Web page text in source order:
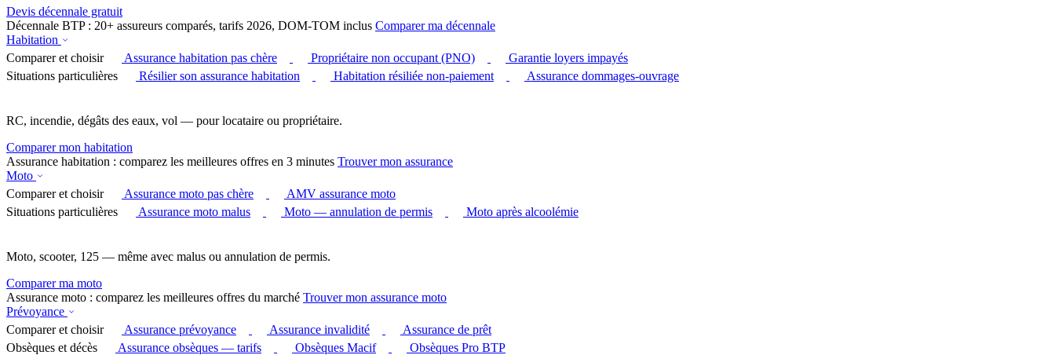
Devis décennale gratuit
Décennale BTP : 20+ assureurs comparés, tarifs 2026, DOM-TOM inclus Comparer ma décennale
Habitation
Comparer et choisir
Assurance habitation pas chère Propriétaire non occupant (PNO)
Garantie loyers impayés
Situations particulières
Résilier son assurance habitation Habitation résiliée non-paiement Assurance dommages-ouvrage
RC, incendie, dégâts des eaux, vol — pour locataire ou propriétaire.
Comparer mon habitation
Assurance habitation : comparez les meilleures offres en 3 minutes Trouver mon assurance
Moto
Comparer et choisir
Assurance moto pas chère
AMV assurance moto
Situations particulières
Assurance moto malus Moto — annulation de permis Moto après alcoolémie
Moto, scooter, 125 — même avec malus ou annulation de permis.
Comparer ma moto
Assurance moto : comparez les meilleures offres du marché Trouver mon assurance moto
Prévoyance
Comparer et choisir
Assurance prévoyance Assurance invalidité
Assurance de prêt
Obsèques et décès
Assurance obsèques — tarifs Obsèques Macif Obsèques Pro BTP